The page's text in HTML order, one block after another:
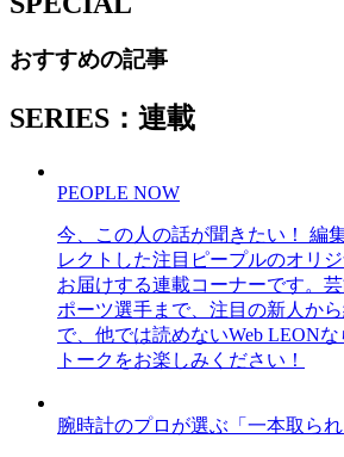
おすすめの記事
SERIES：連載
PEOPLE NOW
今、この人の話が聞きたい！ 編
レクトした注目ピープルのオリ
お届けする連載コーナーです。
ポーツ選手まで、注目の新人か
で、他では読めないWeb LEON
トークをお楽しみください！
腕時計のプロが選ぶ「一本取られ